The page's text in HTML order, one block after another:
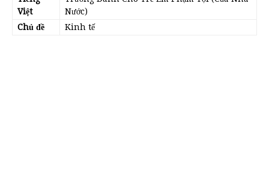
Việt
Nước)
Chủ đề
Kinh tế